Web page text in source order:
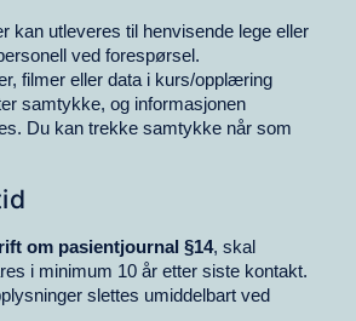
kan utleveres til henvisende lege eller
ved forespørsel.
filmer eller data i kurs/opplæring
samtykke, og informasjonen
Du kan trekke samtykke når som
om pasientjournal §14, skal
i minimum 10 år etter siste kontakt.
slettes umiddelbart ved